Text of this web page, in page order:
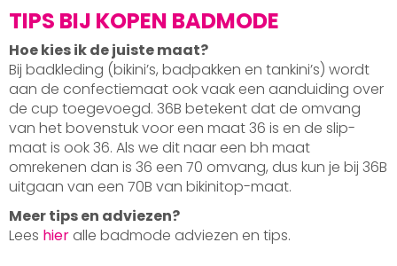
TIPS BIJ KOPEN BADMODE
Hoe kies ik de juiste maat?
Bij badkleding (bikini’s, badpakken en tankini’s) wordt
aan de confectiemaat ook vaak een aanduiding over
de cup toegevoegd. 36B betekent dat de omvang
van het bovenstuk voor een maat 36 is en de slip-
maat is ook 36. Als we dit naar een bh maat
omrekenen dan is 36 een 70 omvang, dus kun je bij 36B
uitgaan van een 70B van bikinitop-maat.
Meer tips en adviezen?
Lees hier alle badmode adviezen en tips.